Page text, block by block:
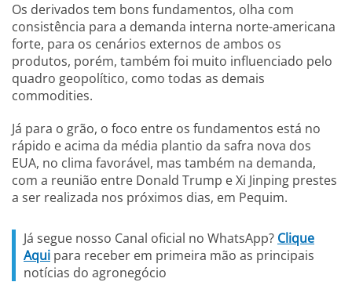
Os derivados tem bons fundamentos, olha com
consistência para a demanda interna norte-americana
forte, para os cenários externos de ambos os
produtos, porém, também foi muito influenciado pelo
quadro geopolítico, como todas as demais
commodities.
Já para o grão, o foco entre os fundamentos está no
rápido e acima da média plantio da safra nova dos
EUA, no clima favorável, mas também na demanda,
com a reunião entre Donald Trump e Xi Jinping prestes
a ser realizada nos próximos dias, em Pequim.
Já segue nosso Canal oficial no WhatsApp? Clique
Aqui para receber em primeira mão as principais
notícias do agronegócio